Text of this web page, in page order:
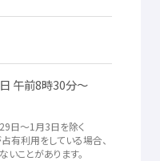
午前8時30分～
29日～1 月3日を除く
占有利用をしている場合、
いことがあります。